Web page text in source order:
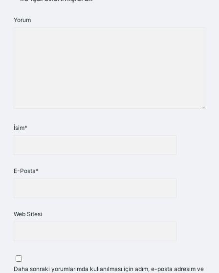
Yorum
İsim*
E-Posta*
Web Sitesi
Daha sonraki yorumlarımda kullanılması için adım, e-posta adresim ve